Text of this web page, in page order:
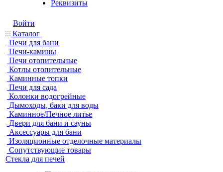
Реквизиты
Войти
Каталог
Печи для бани
Печи-камины
Печи отопительные
Котлы отопительные
Каминные топки
Печи для сада
Колонки водогрейные
Дымоходы, баки для воды
Каминное/Печное литье
Двери для бани и сауны
Аксессуары для бани
Изоляционные отделочные материалы
Сопутствующие товары
Стекла для печей